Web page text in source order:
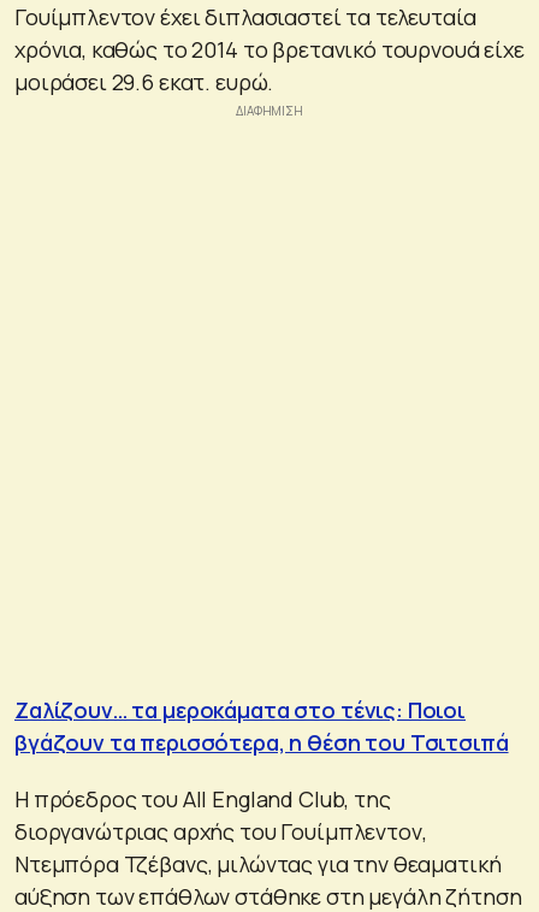
Γουίμπλεντον έχει διπλασιαστεί τα τελευταία
χρόνια, καθώς το 2014 το βρετανικό τουρνουά είχε
μοιράσει 29.6 εκατ. ευρώ.
Ζαλίζουν… τα μεροκάματα στο τένις: Ποιοι
βγάζουν τα περισσότερα, η θέση του Τσιτσιπά
Η πρόεδρος του All England Club, της
διοργανώτριας αρχής του Γουίμπλεντον,
Ντεμπόρα Τζέβανς, μιλώντας για την θεαματική
αύξηση των επάθλων στάθηκε στη μεγάλη ζήτηση